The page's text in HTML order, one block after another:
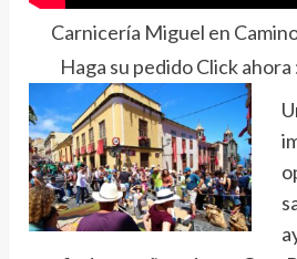
Carnicería Miguel en
Haga su pedido Click ahora